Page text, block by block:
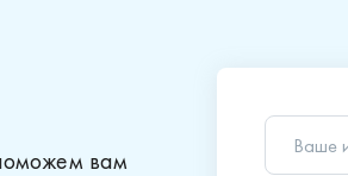
вам
Ваше